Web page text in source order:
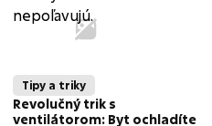
Tipy a triky
Revolučný trik s
ventilátorom: Byt ochladíte